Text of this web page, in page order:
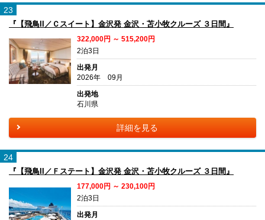
23
『【飛鳥II／Ｃスイート】金沢発 金沢・苫小牧クルーズ ３日間』
322,000円 ～ 515,200円
2泊3日
出発月
2026年 09月
出発地
石川県
詳細を見る
24
『【飛鳥II／Ｆステート】金沢発 金沢・苫小牧クルーズ ３日間』
177,000円 ～ 230,100円
2泊3日
出発月